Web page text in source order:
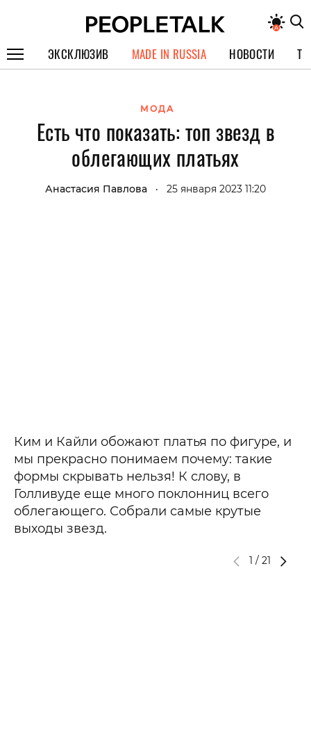
ЭКСКЛЮЗИВ
ИНТЕРВЬЮ
ПОКОЛЕНИЕ
MADE IN RUSSIA НОВОСТИ
МОДА
Есть что показать: топ звезд в
облегающих платьях
Анастасия Павлова • 25 января 2023 11:20
Ким и Кайли обожают платья по фигуре, и
мы прекрасно понимаем почему: такие
формы скрывать нельзя! К слову, в
Голливуде еще много поклонниц всего
облегающего. Собрали самые крутые
выходы звезд.
1 / 21